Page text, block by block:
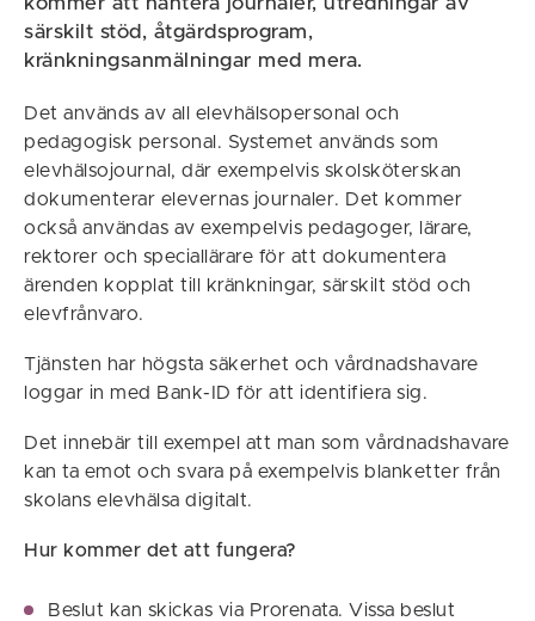
särskilt stöd, åtgärdsprogram,
kränkningsanmälningar med mera.
Det används av all elevhälsopersonal och
pedagogisk personal. Systemet används som
elevhälsojournal, där exempelvis skolsköterskan
dokumenterar elevernas journaler. Det kommer
också användas av exempelvis pedagoger, lärare,
rektorer och speciallärare för att dokumentera
ärenden kopplat till kränkningar, särskilt stöd och
elevfrånvaro.
Tjänsten har högsta säkerhet och vårdnadshavare
loggar in med Bank-ID för att identifiera sig.
Det innebär till exempel att man som vårdnadshavare
kan ta emot och svara på exempelvis blanketter från
skolans elevhälsa digitalt.
Hur kommer det att fungera?
Beslut kan skickas via Prorenata. Vissa beslut